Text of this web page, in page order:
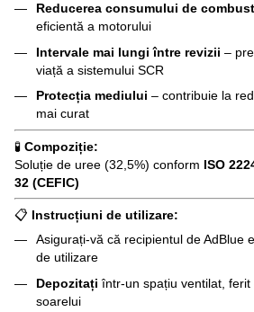
Reducerea consumului de
eficientă a motorului
Intervale mai lungi între revizii –
viață a sistemului SCR
Protecția mediului – contribuie la
mai curat
🧪 Compoziție:
Soluție de uree (32,5%) conform ISO
32 (CEFIC)
📋 Instrucțiuni de utilizare:
Asigurați-vă că recipientul de AdBlue
de utilizare
Depozitați într-un spațiu ventilat,
soarelui